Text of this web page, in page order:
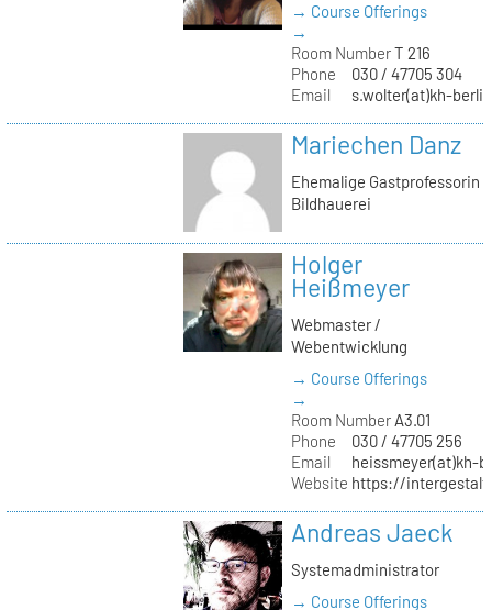
→ Course Offerings
→
Room NumberT 216
Phone
030 / 47705 304
Email
s.wolter(at)kh-
Mariechen Danz
Ehemalige Gastprofessorin
Bildhauerei
Holger
Heißmeyer
Webmaster /
Webentwicklung
→ Course Offerings
→
Room NumberA3.01
Phone
030 / 47705 256
Email
heissmeyer(at)kh-
Website https://
Andreas Jaeck
Systemadministrator
→ Course Offerings